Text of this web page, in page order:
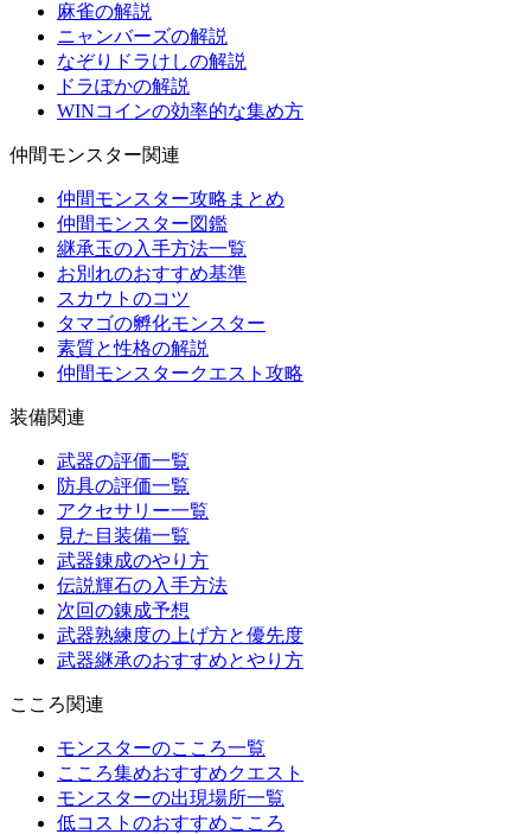
麻雀の解説
ニャンバーズの解説
なぞりドラけしの解説
ドラぽかの解説
WINコインの効率的な集め方
仲間モンスター関連
仲間モンスター攻略まとめ
仲間モンスター図鑑
継承玉の入手方法一覧
お別れのおすすめ基準
スカウトのコツ
タマゴの孵化モンスター
素質と性格の解説
仲間モンスタークエスト攻略
装備関連
武器の評価一覧
防具の評価一覧
アクセサリー一覧
見た目装備一覧
武器錬成のやり方
伝説輝石の入手方法
次回の錬成予想
武器熟練度の上げ方と優先度
武器継承のおすすめとやり方
こころ関連
モンスターのこころ一覧
こころ集めおすすめクエスト
モンスターの出現場所一覧
低コストのおすすめこころ